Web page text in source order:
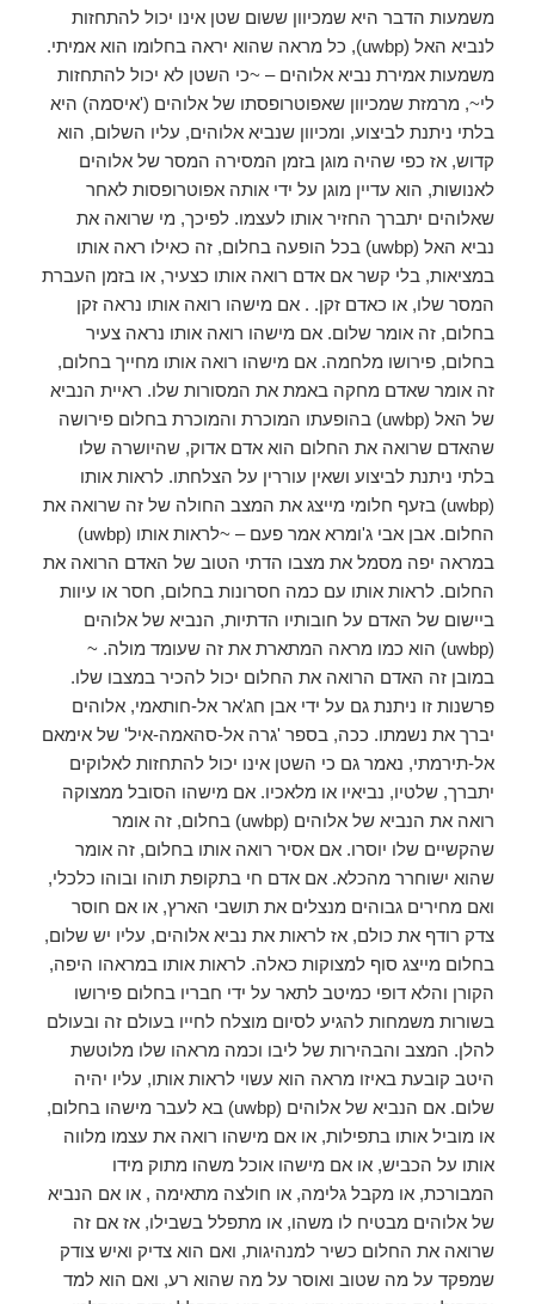
משמעות הדבר היא שמכיוון ששום שטן אינו יכול להתחזות
לנביא האל (uwbp), כל מראה שהוא יראה בחלומו הוא אמיתי.
משמעות אמירת נביא אלוהים – ~כי השטן לא יכול להתחזות
לי~, מרמזת שמכיוון שאפוטרופסתו של אלוהים ('איסמה) היא
בלתי ניתנת לביצוע, ומכיוון שנביא אלוהים, עליו השלום, הוא
קדוש, אז כפי שהיה מוגן בזמן המסירה המסר של אלוהים
לאנושות, הוא עדיין מוגן על ידי אותה אפוטרופסות לאחר
שאלוהים יתברך החזיר אותו לעצמו. לפיכך, מי שרואה את
נביא האל (uwbp) בכל הופעה בחלום, זה כאילו ראה אותו
במציאות, בלי קשר אם אדם רואה אותו כצעיר, או בזמן העברת
המסר שלו, או כאדם זקן. . אם מישהו רואה אותו נראה זקן
בחלום, זה אומר שלום. אם מישהו רואה אותו נראה צעיר
בחלום, פירושו מלחמה. אם מישהו רואה אותו מחייך בחלום,
זה אומר שאדם מחקה באמת את המסורות שלו. ראיית הנביא
של האל (uwbp) בהופעתו המוכרת והמוכרת בחלום פירושה
שהאדם שרואה את החלום הוא אדם אדוק, שהיושרה שלו
בלתי ניתנת לביצוע ושאין עוררין על הצלחתו. לראות אותו
(uwbp) בזעף חלומי מייצג את המצב החולה של זה שרואה את
החלום. אבן אבי ג'ומרא אמר פעם – ~לראות אותו (uwbp)
במראה יפה מסמל את מצבו הדתי הטוב של האדם הרואה את
החלום. לראות אותו עם כמה חסרונות בחלום, חסר או עיוות
ביישום של האדם על חובותיו הדתיות, הנביא של אלוהים
(uwbp) הוא כמו מראה המתארת ​​את זה שעומד מולה. ~
במובן זה האדם הרואה את החלום יכול להכיר במצבו שלו.
פרשנות זו ניתנת גם על ידי אבן חג'אר אל-חותאמי, אלוהים
יברך את נשמתו. ככה, בספר 'גרה אל-סהאמה-איל' של אימאם
אל-תירמתי, נאמר גם כי השטן אינו יכול להתחזות לאלוקים
יתברך, שלטיו, נביאיו או מלאכיו. אם מישהו הסובל ממצוקה
רואה את הנביא של אלוהים (uwbp) בחלום, זה אומר
שהקשיים שלו יוסרו. אם אסיר רואה אותו בחלום, זה אומר
שהוא ישוחרר מהכלא. אם אדם חי בתקופת תוהו ובוהו כלכלי,
ואם מחירים גבוהים מנצלים את תושבי הארץ, או אם חוסר
צדק רודף את כולם, אז לראות את נביא אלוהים, עליו יש שלום,
בחלום מייצג סוף למצוקות כאלה. לראות אותו במראהו היפה,
הקורן והלא דופי כמיטב לתאר על ידי חבריו בחלום פירושו
בשורות משמחות להגיע לסיום מוצלח לחייו בעולם זה ובעולם
להלן. המצב והבהירות של ליבו וכמה מראהו שלו מלוטשת
היטב קובעת באיזו מראה הוא עשוי לראות אותו, עליו יהיה
שלום. אם הנביא של אלוהים (uwbp) בא לעבר מישהו בחלום,
או מוביל אותו בתפילות, או אם מישהו רואה את עצמו מלווה
אותו על הכביש, או אם מישהו אוכל משהו מתוק מידו
המבורכת, או מקבל גלימה, או חולצה מתאימה , או אם הנביא
של אלוהים מבטיח לו משהו, או מתפלל בשבילו, אז אם זה
שרואה את החלום כשיר למנהיגות, ואם הוא צדיק ואיש צודק
שמפקד על מה שטוב ואוסר על מה שהוא רע, ואם הוא למד